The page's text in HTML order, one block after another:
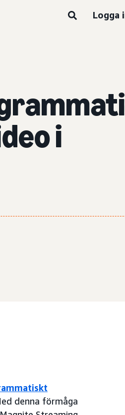
Logga
i
denna förmåga